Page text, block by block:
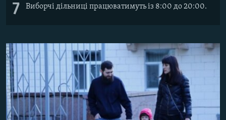
7 Виборчі дільниці працюватимуть із 8:00 до 20:00.